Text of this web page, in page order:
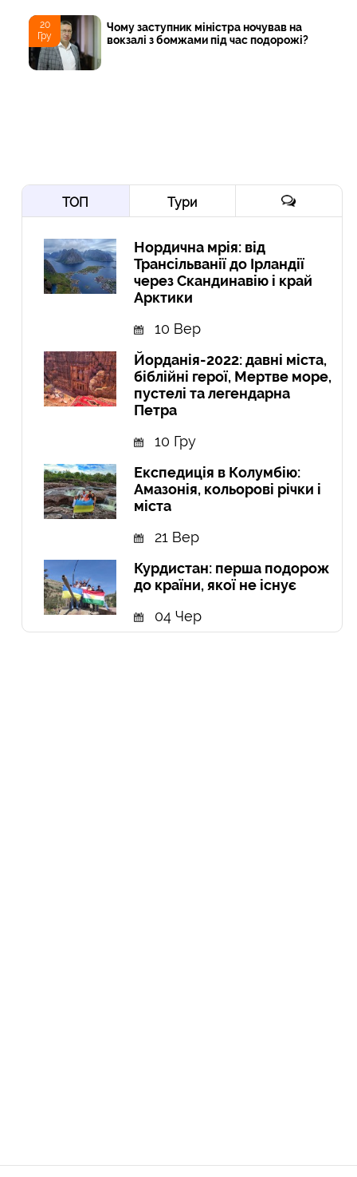
20
Гру
Чому заступник міністра ночував на
вокзалі з бомжами під час подорожі?
ТОП Тури
Нордична мрія: від
Трансільванії до Ірландії
через Скандинавію і край
Арктики
10 Вер
Йорданія-2022: давні міста,
біблійні герої, Мертве море,
пустелі та легендарна
Петра
10 Гру
Експедиція в Колумбію:
Амазонія, кольорові річки і
міста
21 Вер
Курдистан: перша подорож
до країни, якої не існує
04 Чер